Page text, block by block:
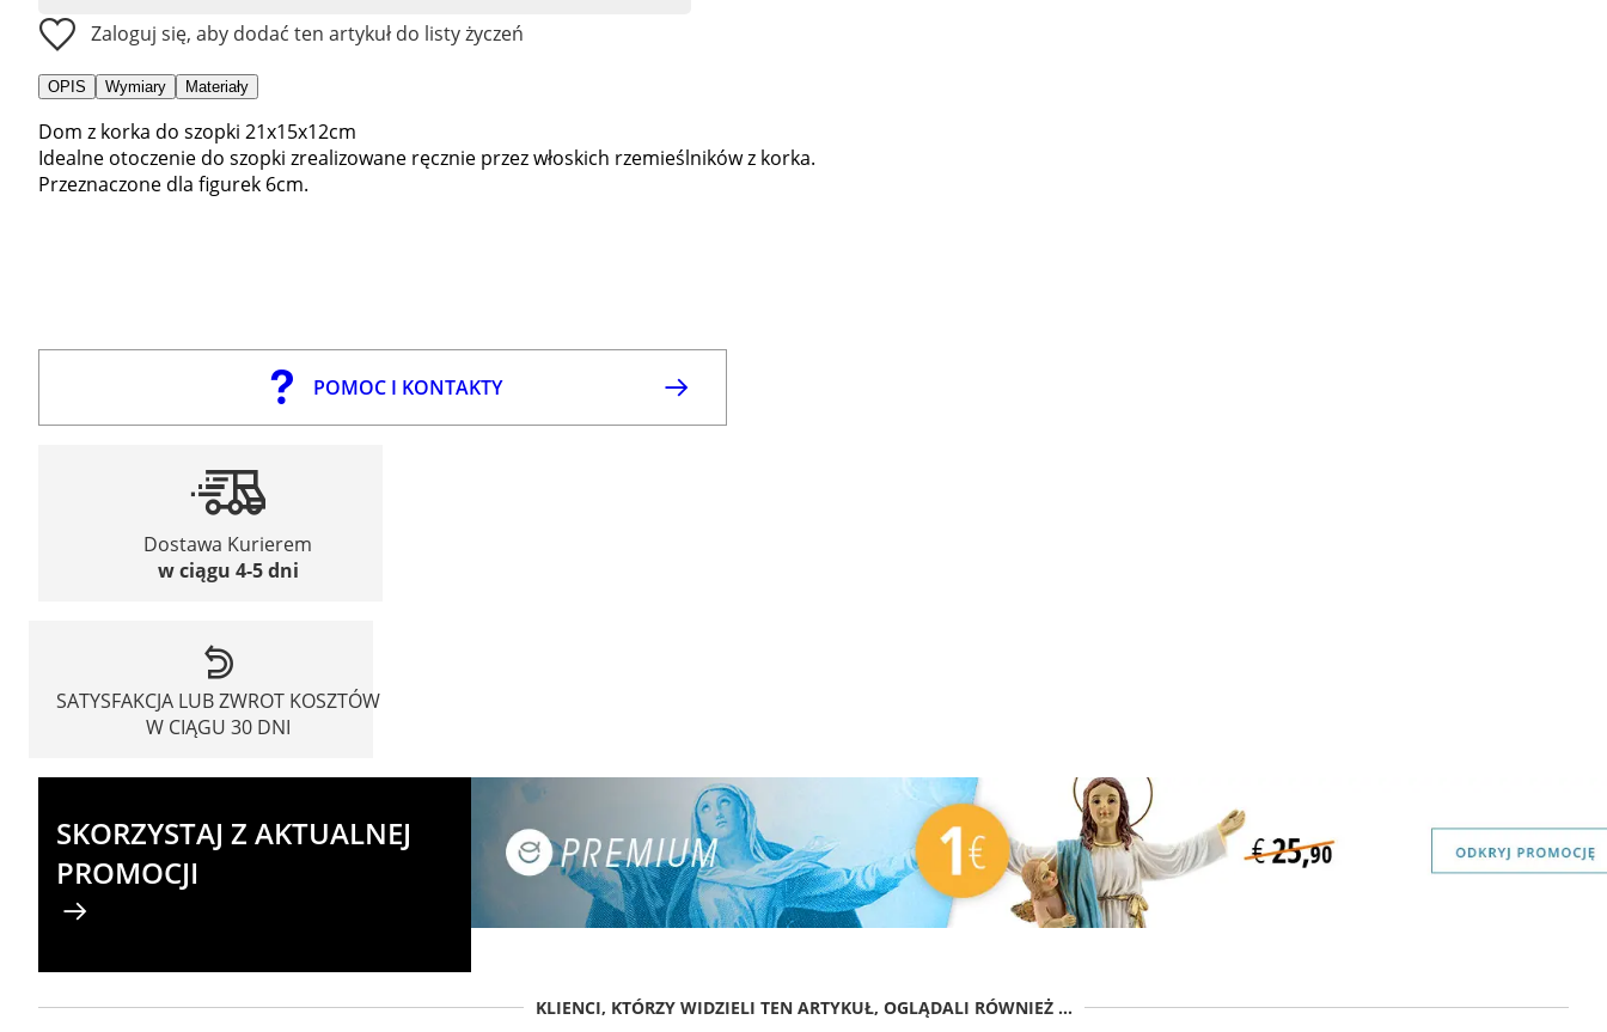
Zaloguj się, aby dodać ten artykuł do listy życzeń
OPIS Wymiary Materiały
Dom z korka do szopki 21x15x12cm
Idealne otoczenie do szopki zrealizowane ręcznie przez włoskich rzemieślników z korka.
Przeznaczone dla figurek 6cm.
POMOC I KONTAKTY
Dostawa Kurierem
w ciągu 4-5 dni
SATYSFAKCJA LUB ZWROT KOSZTÓW
W CIĄGU 30 DNI
SKORZYSTAJ Z AKTUALNEJ
PROMOCJI
KLIENCI, KTÓRZY WIDZIELI TEN ARTYKUŁ, OGLĄDALI RÓWNIEŻ ...